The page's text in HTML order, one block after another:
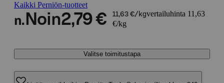
Kaikki Perniön-tuotteet
n. Noin2,79 € 11,63 €/kgvertailuhinta 11,63
€/kg
Valitse toimitustapa